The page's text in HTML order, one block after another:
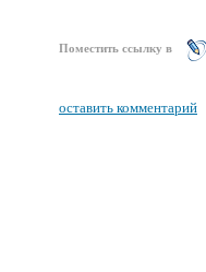
Поместить ссылку в
оставить комментарий